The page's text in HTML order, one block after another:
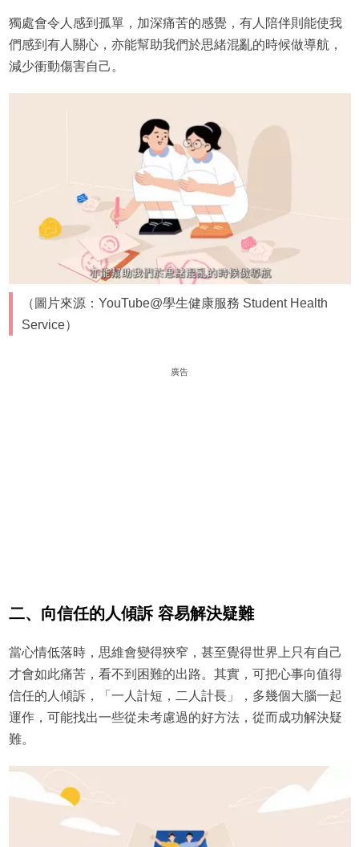
獨處會令人感到孤單，加深痛苦的感覺，有人陪伴則能使我
們感到有人關心，亦能幫助我們於思緒混亂的時候做導航，
減少衝動傷害自己。
（圖片來源：YouTube@學生健康服務 Student Health
Service）
廣告
二、向信任的人傾訴 容易解決疑難
當心情低落時，思維會變得狹窄，甚至覺得世界上只有自己
才會如此痛苦，看不到困難的出路。其實，可把心事向值得
信任的人傾訴，「一人計短，二人計長」，多幾個大腦一起
運作，可能找出一些從未考慮過的好方法，從而成功解決疑
難。